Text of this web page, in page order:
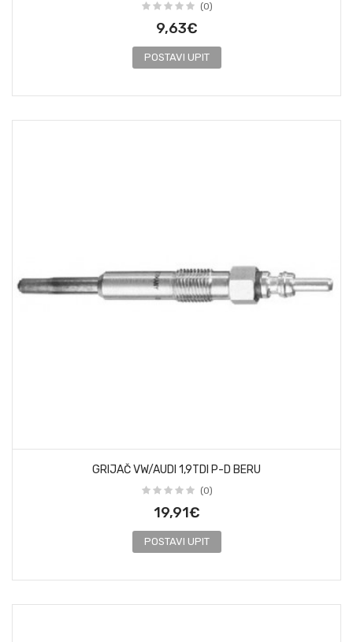
(0)
9,63€
POSTAVI UPIT
GRIJAČ VW/AUDI 1,9TDI P-D BERU
(0)
19,91€
POSTAVI UPIT